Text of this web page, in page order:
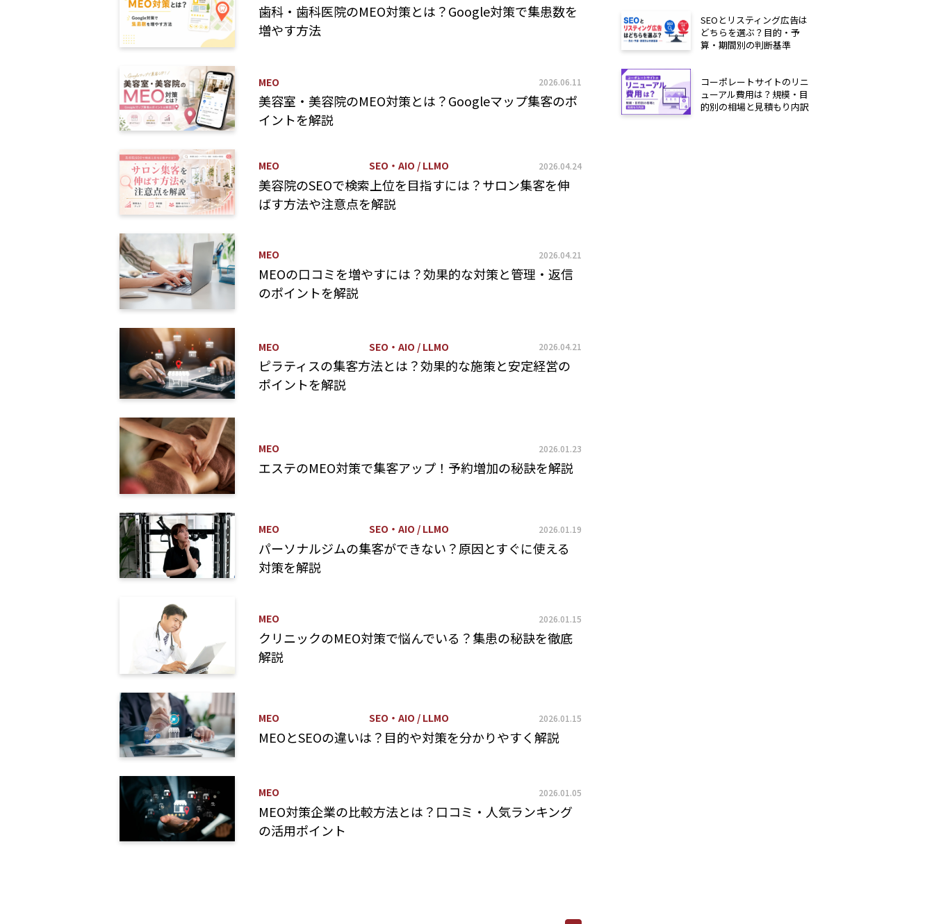
歯科・歯科医院のMEO対策とは？Google対策で集患数を
増やす方法
MEO 2026.06.11
美容室・美容院のMEO対策とは？Googleマップ集客のポ
イントを解説
MEO SEO・AIO / LLMO 2026.04.24
美容院のSEOで検索上位を目指すには？サロン集客を伸
ばす方法や注意点を解説
MEO 2026.04.21
MEOの口コミを増やすには？効果的な対策と管理・返信
のポイントを解説
MEO SEO・AIO / LLMO 2026.04.21
ピラティスの集客方法とは？効果的な施策と安定経営の
ポイントを解説
MEO 2026.01.23
エステのMEO対策で集客アップ！予約増加の秘訣を解説
MEO SEO・AIO / LLMO 2026.01.19
パーソナルジムの集客ができない？原因とすぐに使える
対策を解説
MEO 2026.01.15
クリニックのMEO対策で悩んでいる？集患の秘訣を徹底
解説
MEO SEO・AIO / LLMO 2026.01.15
MEOとSEOの違いは？目的や対策を分かりやすく解説
MEO 2026.01.05
MEO対策企業の比較方法とは？口コミ・人気ランキング
の活用ポイント
SEOとリスティング広告は
どちらを選ぶ？目的・予
算・期間別の判断基準
コーポレートサイトのリニ
ューアル費用は？規模・目
的別の相場と見積もり内訳